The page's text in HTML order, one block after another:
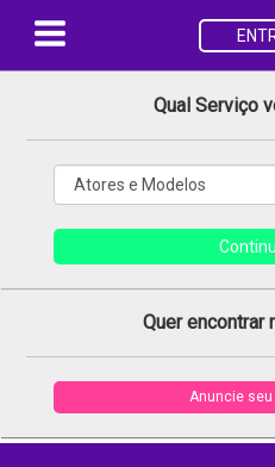
Qual Serviço
Quer encontrar
Anuncie